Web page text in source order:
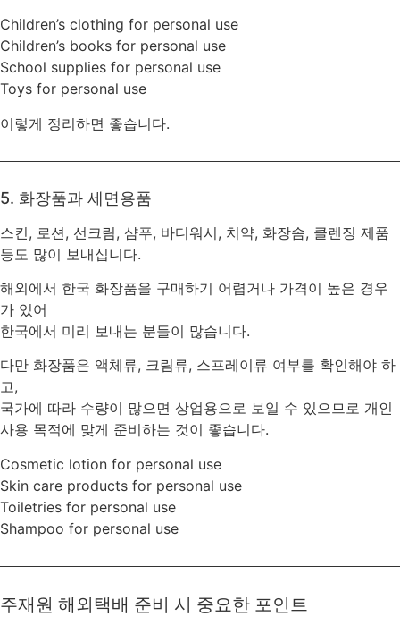
Children’s clothing for personal use
Children’s books for personal use
School supplies for personal use
Toys for personal use
이렇게 정리하면 좋습니다.
5. 화장품과 세면용품
스킨, 로션, 선크림, 샴푸, 바디워시, 치약, 화장솜, 클렌징 제품
등도 많이 보내십니다.
해외에서 한국 화장품을 구매하기 어렵거나 가격이 높은 경우
가 있어
한국에서 미리 보내는 분들이 많습니다.
다만 화장품은 액체류, 크림류, 스프레이류 여부를 확인해야 하
고,
국가에 따라 수량이 많으면 상업용으로 보일 수 있으므로 개인
사용 목적에 맞게 준비하는 것이 좋습니다.
Cosmetic lotion for personal use
Skin care products for personal use
Toiletries for personal use
Shampoo for personal use
주재원 해외택배 준비 시 중요한 포인트